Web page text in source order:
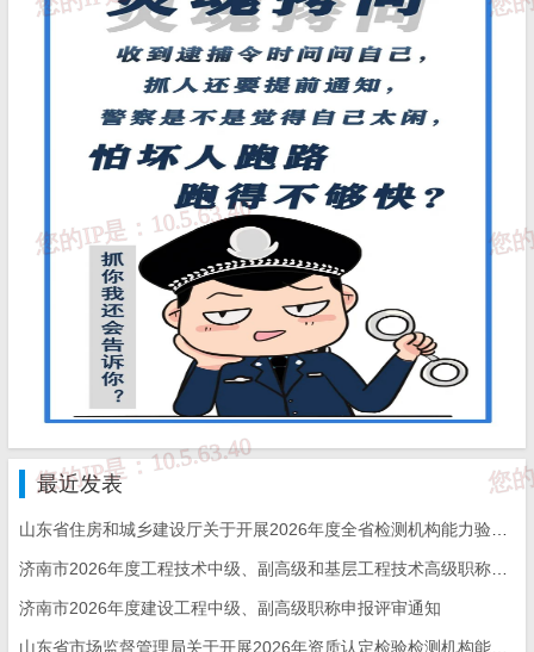
第五条 设区的市交通运输主管部门按照职责和管理权限，负
责本行政区域内质量检测活动的监督管理，主要包括：
审批专家技术评审现场核查活动进行监督；
（二）质量检测比对试验监督和见证；
（三）对质量检测活动的监督检查以及秩序维护；
（四）质量检测信用管理；
（五）对参与质量检测管理活动的专家进行监督；
（六）指导县级交通运输主管部门质量检测业务工作；
（七）依法处理违反质量检测管理规定的行为。
县级交通运输主管部门按照职责和管理权限，负责本行政区
域内质量检测活动的监督管理，主要包括：
最近发表
济南市2026年度建设工程中级、副高级职称申报评审通知